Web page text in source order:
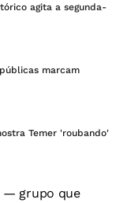
agita a segunda-
marcam
Temer 'roubando'
— grupo que